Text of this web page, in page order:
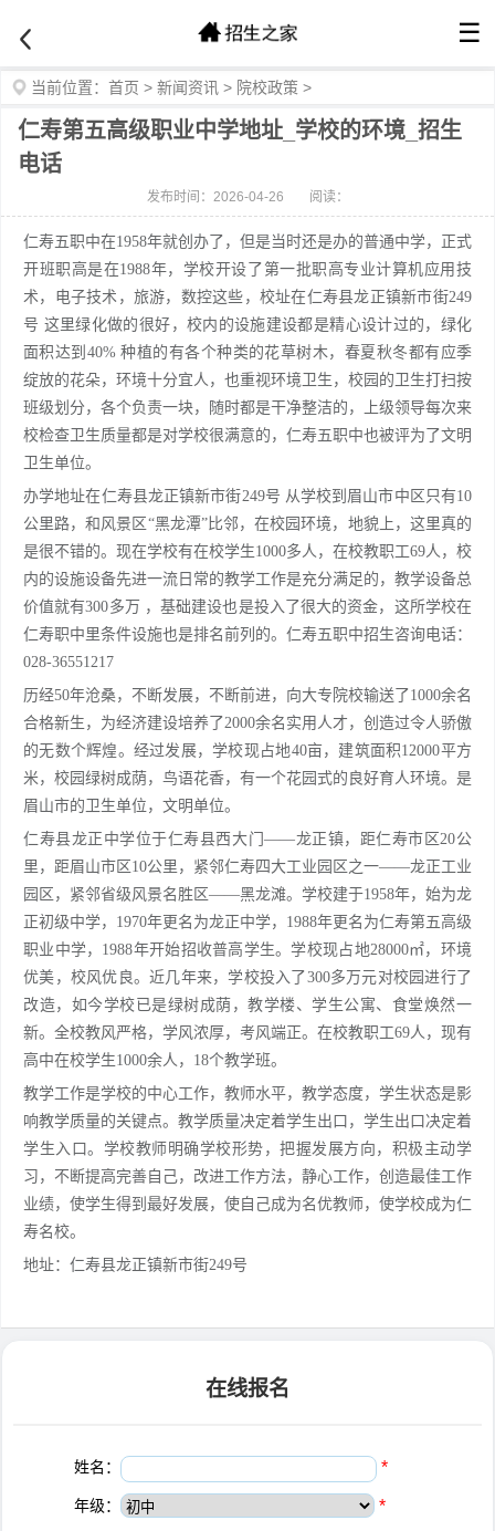
☰
当前位置： 首页 > 新闻资讯 > 院校政策 >
仁寿第五高级职业中学地址_学校的环境_招生
电话
发布时间：2026-04-26 阅读：
仁寿五职中在1958年就创办了，但是当时还是办的普通中学，正式
开班职高是在1988年，学校开设了第一批职高专业计算机应用技
术，电子技术，旅游，数控这些，校址在仁寿县龙正镇新市街249
号 这里绿化做的很好，校内的设施建设都是精心设计过的，绿化
面积达到40% 种植的有各个种类的花草树木，春夏秋冬都有应季
绽放的花朵，环境十分宜人，也重视环境卫生，校园的卫生打扫按
班级划分，各个负责一块，随时都是干净整洁的，上级领导每次来
校检查卫生质量都是对学校很满意的，仁寿五职中也被评为了文明
卫生单位。
办学地址在仁寿县龙正镇新市街249号 从学校到眉山市中区只有10
公里路，和风景区“黑龙潭”比邻，在校园环境，地貌上，这里真的
是很不错的。现在学校有在校学生1000多人，在校教职工69人，校
内的设施设备先进一流日常的教学工作是充分满足的，教学设备总
价值就有300多万 ，基础建设也是投入了很大的资金，这所学校在
仁寿职中里条件设施也是排名前列的。仁寿五职中招生咨询电话：
028-36551217
历经50年沧桑，不断发展，不断前进，向大专院校输送了1000余名
合格新生，为经济建设培养了2000余名实用人才，创造过令人骄傲
的无数个辉煌。经过发展，学校现占地40亩，建筑面积12000平方
米，校园绿树成荫，鸟语花香，有一个花园式的良好育人环境。是
眉山市的卫生单位，文明单位。
仁寿县龙正中学位于仁寿县西大门——龙正镇，距仁寿市区20公
里，距眉山市区10公里，紧邻仁寿四大工业园区之一——龙正工业
园区，紧邻省级风景名胜区——黑龙滩。学校建于1958年，始为龙
正初级中学，1970年更名为龙正中学，1988年更名为仁寿第五高级
职业中学，1988年开始招收普高学生。学校现占地28000㎡，环境
优美，校风优良。近几年来，学校投入了300多万元对校园进行了
改造，如今学校已是绿树成荫，教学楼、学生公寓、食堂焕然一
新。全校教风严格，学风浓厚，考风端正。在校教职工69人，现有
高中在校学生1000余人，18个教学班。
教学工作是学校的中心工作，教师水平，教学态度，学生状态是影
响教学质量的关键点。教学质量决定着学生出口，学生出口决定着
学生入口。学校教师明确学校形势，把握发展方向，积极主动学
习，不断提高完善自己，改进工作方法，静心工作，创造最佳工作
业绩，使学生得到最好发展，使自己成为名优教师，使学校成为仁
寿名校。
地址：仁寿县龙正镇新市街249号
在线报名
姓名： *
年级： *